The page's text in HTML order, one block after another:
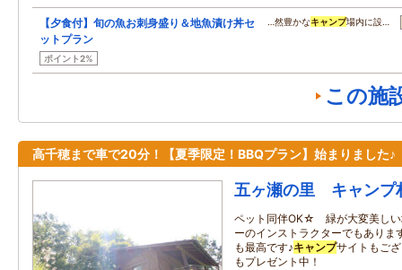
【夕食付】旬の魚お刺身盛り＆地魚漬け丼セ
ットプラン
ポイント2%
…然豊かなキャンプ場内に設…
この施
高千穂まで車で20分！【夏季限定！BBQプラン】始まりました♪
五ヶ瀬の里 キャンプ
ペット同伴OK☆ 緑が大変美しい
ーのインストラクターでもありま
も最高です♪キャンプサイトもご
もプレゼント中！